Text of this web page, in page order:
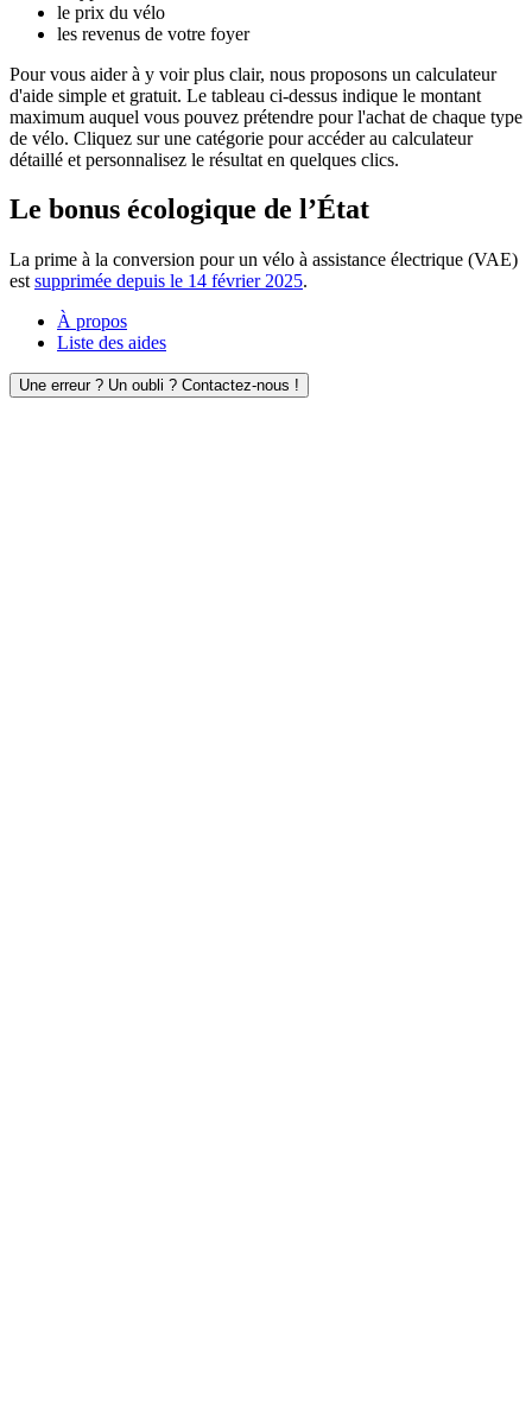
le prix du vélo
les revenus de votre foyer
Pour vous aider à y voir plus clair, nous proposons un calculateur
d'aide simple et gratuit. Le tableau ci-dessus indique le montant
maximum auquel vous pouvez prétendre pour l'achat de chaque type
de vélo. Cliquez sur une catégorie pour accéder au calculateur
détaillé et personnalisez le résultat en quelques clics.
Le bonus écologique de l’État
La prime à la conversion pour un vélo à assistance électrique (VAE)
est supprimée depuis le 14 février 2025.
À propos
Liste des aides
Une erreur ? Un oubli ? Contactez-nous !